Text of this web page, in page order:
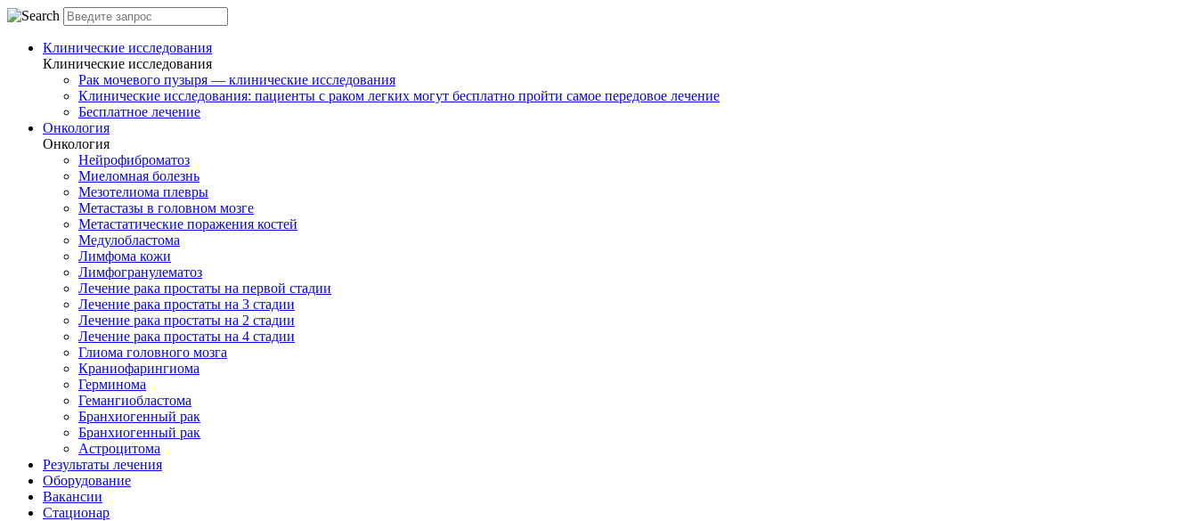
Клинические исследования
Клинические исследования
Рак мочевого пузыря — клинические исследования
Клинические исследования: пациенты с раком легких могут бесплатно пройти самое передовое лечение
Бесплатное лечение
Онкология
Онкология
Нейрофиброматоз
Миеломная болезнь
Мезотелиома плевры
Метастазы в головном мозге
Метастатические поражения костей
Медулобластома
Лимфома кожи
Лимфогранулематоз
Лечение рака простаты на первой стадии
Лечение рака простаты на 3 стадии
Лечение рака простаты на 2 стадии
Лечение рака простаты на 4 стадии
Глиома головного мозга
Краниофарингиома
Герминома
Гемангиобластома
Бранхиогенный рак
Бранхиогенный рак
Астроцитома
Результаты лечения
Оборудование
Вакансии
Стационар